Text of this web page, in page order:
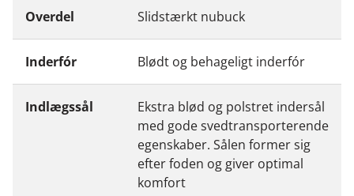
Overdel Slidstærkt nubuck
Inderfór Blødt og behageligt inderfór
Indlægssål
Ekstra blød og polstret indersål
med gode svedtransporterende
egenskaber. Sålen former sig
efter foden og giver optimal
komfort